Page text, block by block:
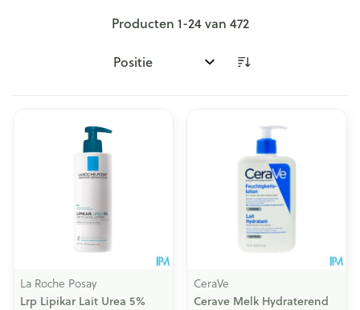
Producten 1-24van 472
Sorteer op:
La Roche Posay
Lrp Lipikar Lait Urea 5%
CeraVe
Cerave Melk Hydraterend